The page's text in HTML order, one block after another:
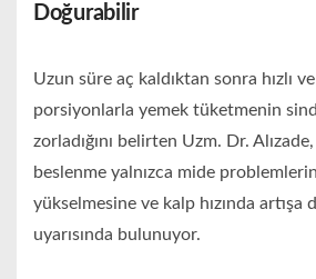
Doğurabilir
Uzun süre aç kaldıktan sonra hızlı
porsiyonlarla yemek tüketmenin
zorladığını belirten Uzm. Dr.
beslenme yalnızca mide
yükselmesine ve kalp hızında artışa
uyarısında bulunuyor.